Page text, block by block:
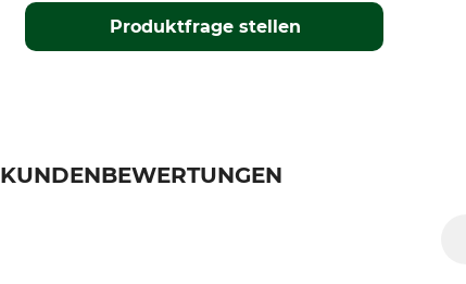
Produktfrage stellen
KUNDENBEWERTUNGEN